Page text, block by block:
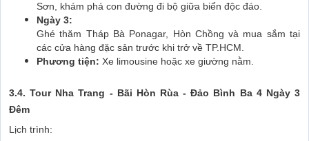
Sơn, khám phá con đường đi bộ giữa biển độc đáo.
Ngày 3:
Ghé thăm Tháp Bà Ponagar, Hòn Chồng và mua sắm tại
các cửa hàng đặc sản trước khi trở về TP.HCM.
Phương tiện: Xe limousine hoặc xe giường nằm.
3.4. Tour Nha Trang - Bãi Hòn Rùa - Đảo Bình Ba 4 Ngày 3
Đêm
Lịch trình: